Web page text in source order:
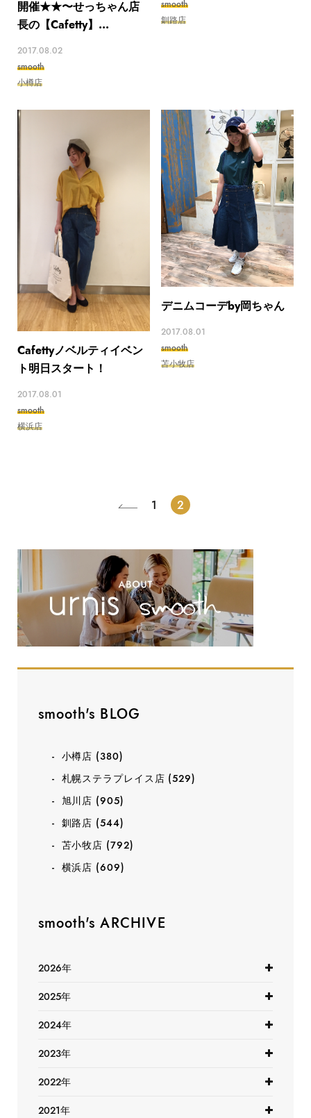
開催★★〜せっちゃん店
長の【Cafetty】...
2017.08.02
smooth
小樽店
smooth
釧路店
Cafettyノベルティイベン
ト明日スタート！
2017.08.01
smooth
横浜店
デニムコーデby岡ちゃん
2017.08.01
smooth
苫小牧店
1 2
smooth's BLOG
小樽店 (380)
札幌ステラプレイス店 (529)
旭川店 (905)
釧路店 (544)
苫小牧店 (792)
横浜店 (609)
smooth's ARCHIVE
2026年
2025年
2024年
2023年
2022年
2021年